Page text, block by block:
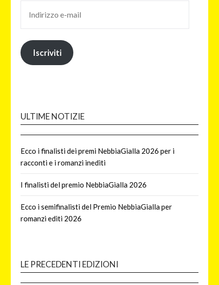
Iscriviti
ULTIME NOTIZIE
Ecco i finalisti dei premi NebbiaGialla 2026 per i
racconti e i romanzi inediti
I finalisti del premio NebbiaGialla 2026
Ecco i semifinalisti del Premio NebbiaGialla per
romanzi editi 2026
LE PRECEDENTI EDIZIONI